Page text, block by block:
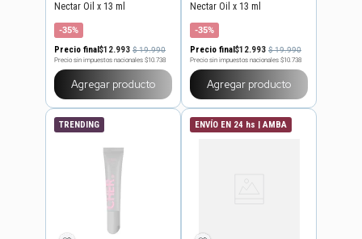
Nectar Oil x 13 ml
-35%
Precio final$12.993 $19.990
Precio sin impuestos nacionales $10.738
Agregar producto
Nectar Oil x 13 ml
-35%
Precio final$12.993 $19.990
Precio sin impuestos nacionales $10.738
Agregar producto
TRENDING ENVÍO EN 24 hs | AMBA